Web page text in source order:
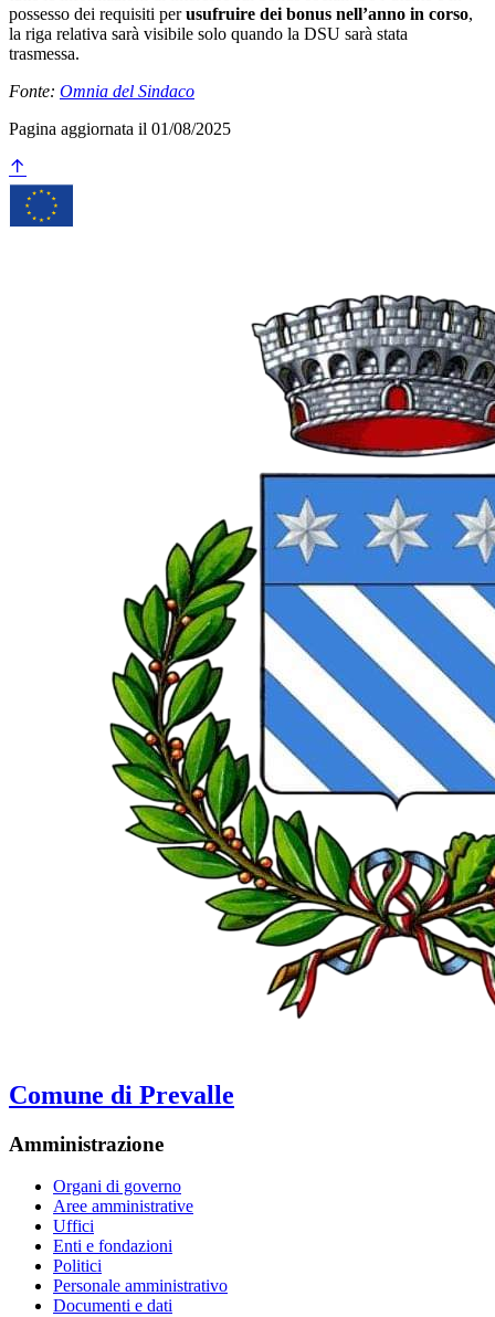
possesso dei requisiti perusufruire dei bonus nell’anno in corso,
la riga relativa sarà visibile solo quando la DSU sarà stata
trasmessa.
Fonte: Omnia del Sindaco
Pagina aggiornata il 01/08/2025
Comune di Prevalle
Amministrazione
Organi di governo
Aree amministrative
Uffici
Enti e fondazioni
Politici
Personale amministrativo
Documenti e dati